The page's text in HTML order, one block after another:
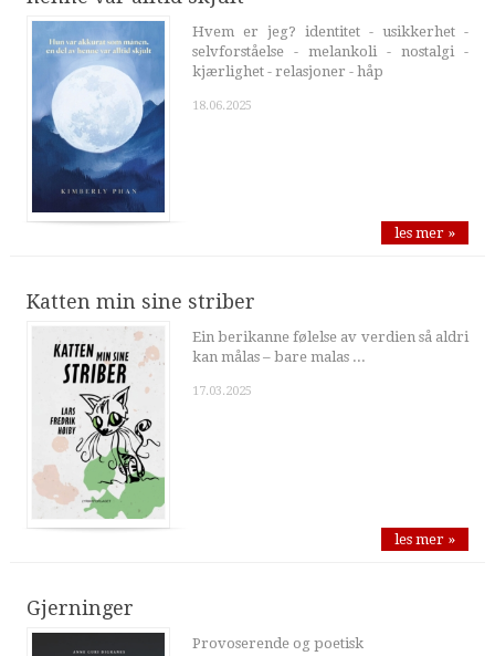
Hvem er jeg? identitet - usikkerhet -
selvforståelse - melankoli - nostalgi -
kjærlighet - relasjoner - håp
18.06.2025
les mer »
Katten min sine striber
Ein berikanne følelse av verdien så aldri
kan målas – bare malas ...
17.03.2025
les mer »
Gjerninger
Provoserende og poetisk